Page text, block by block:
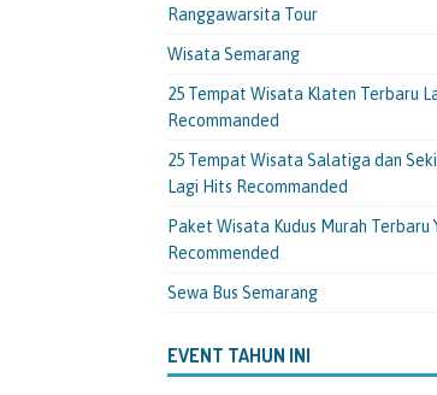
Ranggawarsita Tour
Wisata Semarang
25 Tempat Wisata Klaten Terbaru
Recommanded
25 Tempat Wisata Salatiga dan
Lagi Hits Recommanded
Paket Wisata Kudus Murah Terbaru
Recommended
Sewa Bus Semarang
EVENT TAHUN INI